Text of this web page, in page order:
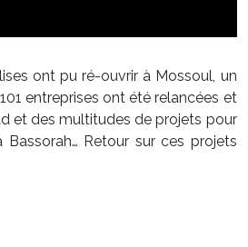
ont pu ré-ouvrir à Mossoul, un
entreprises ont été relancées et
et des multitudes de projets pour
Retour sur ces projets